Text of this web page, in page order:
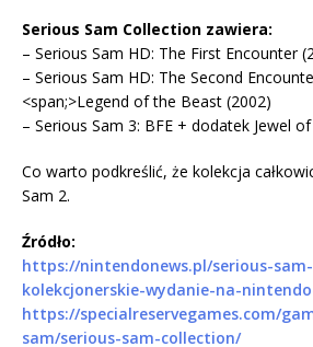
Serious Sam Collection zawiera:
– Serious Sam HD: The First Encounter
– Serious Sam HD: The Second
<span;>Legend of the Beast (2002)
– Serious Sam 3: BFE + dodatek Jewel
Co warto podkreślić, że kolekcja
Sam 2.
Źródło:
https://nintendonews.pl/serious-
kolekcjonerskie-wydanie-na-
https://specialreservegames.com/
sam/serious-sam-collection/